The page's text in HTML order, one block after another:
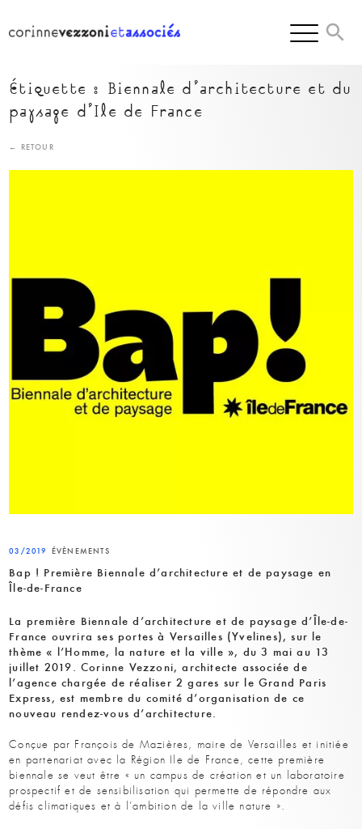
content
Étiquette : Biennale d’architecture et du
paysage d’Ile de France
← RETOUR
03/2019 ÉVÈNEMENTS
Bap ! Première Biennale d’architecture et de paysage en
Île-de-France
La première Biennale d’architecture et de paysage d’Île-de-
France ouvrira ses portes à Versailles (Yvelines), sur le
thème « l’Homme, la nature et la ville », du 3 mai au 13
juillet 2019. Corinne Vezzoni, architecte associée de
l’agence chargée de réaliser 2 gares sur le Grand Paris
Express, est membre du comité d’organisation de ce
nouveau rendez-vous d’architecture.
Conçue par François de Mazières, maire de Versailles et initiée
en partenariat avec la Région Ile de France, cette première
biennale se veut être « un campus de création et un laboratoire
prospectif et de sensibilisation qui permette de répondre aux
défis climatiques et à l’ambition de la ville nature ».